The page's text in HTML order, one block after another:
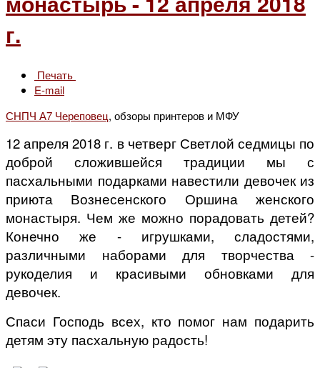
г.
Печать
E-mail
СНПЧ А7 Череповец, обзоры принтеров и МФУ
12 апреля 2018 г. в четверг Светлой седмицы по
доброй сложившейся традиции мы с
пасхальными подарками навестили девочек из
приюта Вознесенского Оршина женского
монастыря. Чем же можно порадовать детей?
Конечно же - игрушками, сладостями,
различными наборами для творчества -
рукоделия и красивыми обновками для
девочек.
Спаси Господь всех, кто помог нам подарить
детям эту пасхальную радость!